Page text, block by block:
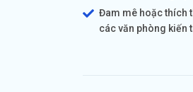
Đam mê hoặc thích
các văn phòng kiến